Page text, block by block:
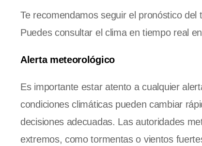
Te recomendamos seguir el pronóstico
Puedes consultar el clima en tiempo real
Alerta meteorológico
Es importante estar atento a cualquier
condiciones climáticas pueden cambiar
decisiones adecuadas. Las autoridades
extremos, como tormentas o vientos